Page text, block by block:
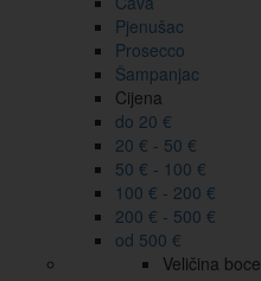
Pjenušac
Prosecco
Šampanjac
Cijena
do 20 €
20 € - 50 €
50 € - 100 €
100 € - 200 €
200 € - 500 €
od 500 €
Veličina boce